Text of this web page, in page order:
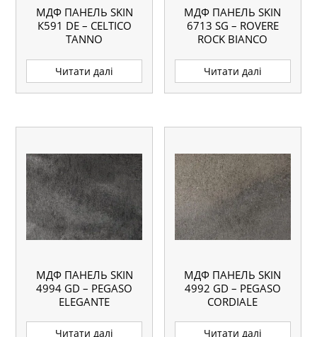
МДФ ПАНЕЛЬ SKIN
К591 DE – CELTICO
TANNO
Читати далі
МДФ ПАНЕЛЬ SKIN
6713 SG – ROVERE
ROCK BIANCO
Читати далі
МДФ ПАНЕЛЬ SKIN
4994 GD – PEGASO
ELEGANTE
Читати далі
МДФ ПАНЕЛЬ SKIN
4992 GD – PEGASO
CORDIALE
Читати далі